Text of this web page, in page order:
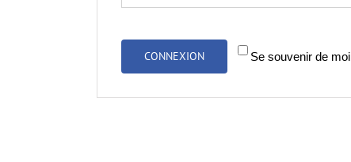
Se souvenir de moi
CONNEXION